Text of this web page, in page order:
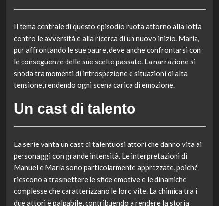
Il tema centrale di questo episodio ruota attorno alla lotta
contro le avversità e alla ricerca di un nuovo inizio. María,
pur affrontando le sue paure, deve anche confrontarsi con
le conseguenze delle sue scelte passate. La narrazione si
snoda tra momenti di introspezione e situazioni di alta
tensione, rendendo ogni scena carica di emozione.
Un cast di talento
La serie vanta un cast di talentuosi attori che danno vita ai
personaggi con grande intensità. Le interpretazioni di
Manuel e María sono particolarmente apprezzate, poiché
riescono a trasmettere le sfide emotive e le dinamiche
complesse che caratterizzano le loro vite. La chimica tra i
due attori è palpabile, contribuendo a rendere la storia